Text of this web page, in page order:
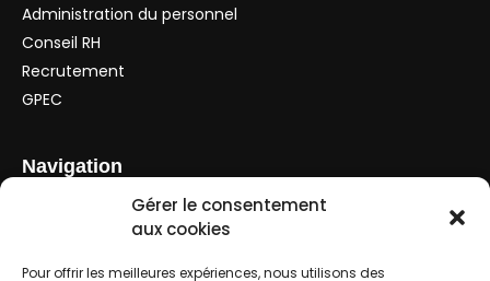
Gérer le consentement
aux cookies
Pour offrir les meilleures expériences, nous utilisons des
Administration du personnel
Conseil RH
Recrutement
GPEC
Navigation
Simulateurs